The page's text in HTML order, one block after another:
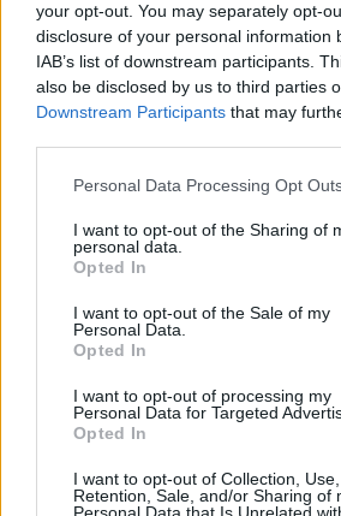
your opt-out. You may separately opt-
disclosure of your personal information
IAB’s list of downstream participants.
also be disclosed by us to third parties
Downstream Participants that may
Personal Data Processing Opt
I want to opt-out of the Sharing of
personal data.
Opted In
I want to opt-out of the Sale of my
Personal Data.
Opted In
I want to opt-out of processing my
Personal Data for Targeted
Opted In
I want to opt-out of Collection, Use,
Retention, Sale, and/or Sharing of
A rovat további
2026. augusztus 07., péntek